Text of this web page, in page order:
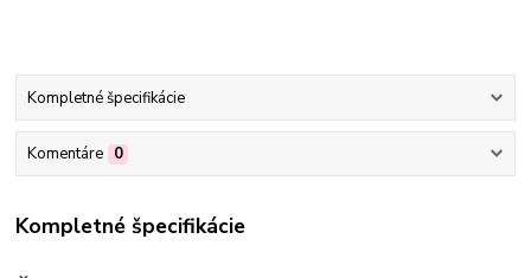
Kompletné špecifikácie
Komentáre 0
Kompletné špecifikácie